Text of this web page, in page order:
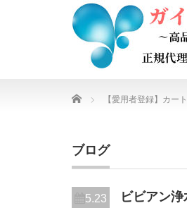
Home 【愛用者登録】カー
ブログ
5.23 ビビアン